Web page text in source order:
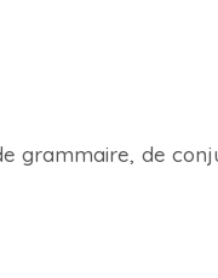
grammaire, de